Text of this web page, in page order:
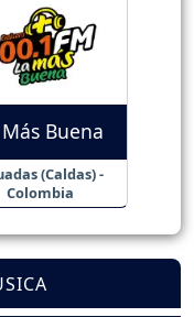
Buena
(Caldas) -
Colombia